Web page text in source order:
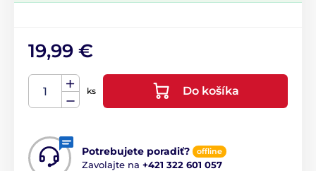
19,99 €
ks Do košíka
Potrebujete poradiť? offline
Zavolajte na +421 322 601 057